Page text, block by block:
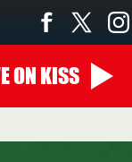
ON KISS